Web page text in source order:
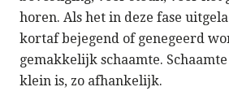
horen. Als het in deze fase
kortaf bejegend of genegeerd
gemakkelijk schaamte.
klein is, zo afhankelijk.